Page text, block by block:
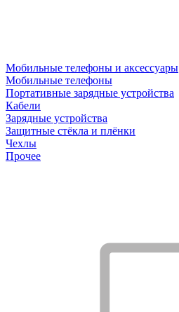
Мобильные телефоны и аксессуары
Мобильные телефоны
Портативные зарядные устройства
Кабели
Зарядные устройства
Защитные стёкла и плёнки
Чехлы
Прочее